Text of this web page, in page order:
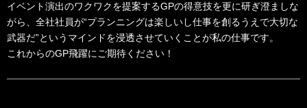
イベント演出のワクワクを提案するGPの得意技を更に研ぎ澄ましな
がら、全社社員が“プランニングは楽しいし仕事を創るうえで大切な
武器だ”というマインドを浸透させていくことが私の仕事です。
これからのGP飛躍にご期待ください！